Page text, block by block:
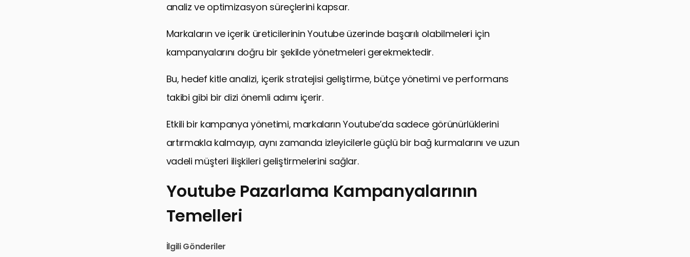
analiz ve optimizasyon süreçlerini kapsar.
Markaların ve içerik üreticilerinin Youtube üzerinde başarılı olabilmeleri için
kampanyalarını doğru bir şekilde yönetmeleri gerekmektedir.
Bu, hedef kitle analizi, içerik stratejisi geliştirme, bütçe yönetimi ve performans
takibi gibi bir dizi önemli adımı içerir.
Etkili bir kampanya yönetimi, markaların Youtube’da sadece görünürlüklerini
artırmakla kalmayıp, aynı zamanda izleyicilerle güçlü bir bağ kurmalarını ve uzun
vadeli müşteri ilişkileri geliştirmelerini sağlar.
Youtube Pazarlama Kampanyalarının Temelleri
Youtube Pazarlama Kampanyalarının
Temelleri
İlgili Gönderiler